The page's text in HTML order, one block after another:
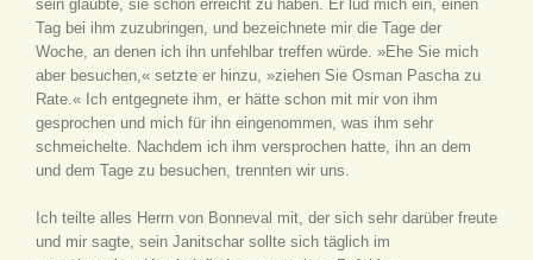
sein glaubte, sie schon erreicht zu haben. Er lud mich ein, einen
Tag bei ihm zuzubringen, und bezeichnete mir die Tage der
Woche, an denen ich ihn unfehlbar treffen würde. »Ehe Sie mich
aber besuchen,« setzte er hinzu, »ziehen Sie Osman Pascha zu
Rate.« Ich entgegnete ihm, er hätte schon mit mir von ihm
gesprochen und mich für ihn eingenommen, was ihm sehr
schmeichelte. Nachdem ich ihm versprochen hatte, ihn an dem
und dem Tage zu besuchen, trennten wir uns.
Ich teilte alles Herrn von Bonneval mit, der sich sehr darüber freute
und mir sagte, sein Janitschar sollte sich täglich im